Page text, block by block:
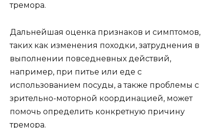
тремора.
Дальнейшая оценка признаков и симптомов,
таких как изменения походки, затруднения в
выполнении повседневных действий,
например, при питье или еде с
использованием посуды, а также проблемы с
зрительно-моторной координацией, может
помочь определить конкретную причину
тремора.